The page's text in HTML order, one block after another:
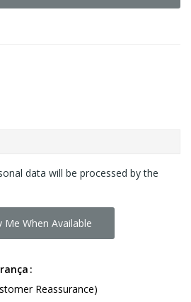
data will be processed by the
Me When Available
Reassurance)